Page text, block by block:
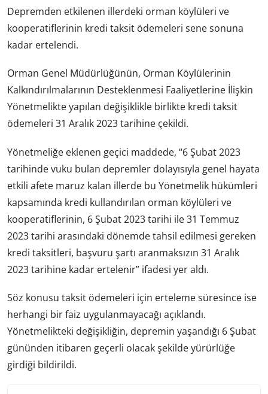
Depremden etkilenen illerdeki orman köylüleri ve
kooperatiflerinin kredi taksit ödemeleri sene sonuna
kadar ertelendi.
Orman Genel Müdürlüğünün, Orman Köylülerinin
Kalkındırılmalarının Desteklenmesi Faaliyetlerine İlişkin
Yönetmelikte yapılan değişiklikle birlikte kredi taksit
ödemeleri 31 Aralık 2023 tarihine çekildi.
Yönetmeliğe eklenen geçici maddede, “6 Şubat 2023
tarihinde vuku bulan depremler dolayısıyla genel hayata
etkili afete maruz kalan illerde bu Yönetmelik hükümleri
kapsamında kredi kullandırılan orman köylüleri ve
kooperatiflerinin, 6 Şubat 2023 tarihi ile 31 Temmuz
2023 tarihi arasındaki dönemde tahsil edilmesi gereken
kredi taksitleri, başvuru şartı aranmaksızın 31 Aralık
2023 tarihine kadar ertelenir” ifadesi yer aldı.
Söz konusu taksit ödemeleri için erteleme süresince ise
herhangi bir faiz uygulanmayacağı açıklandı.
Yönetmelikteki değişikliğin, depremin yaşandığı 6 Şubat
gününden itibaren geçerli olacak şekilde yürürlüğe
girdiği bildirildi.